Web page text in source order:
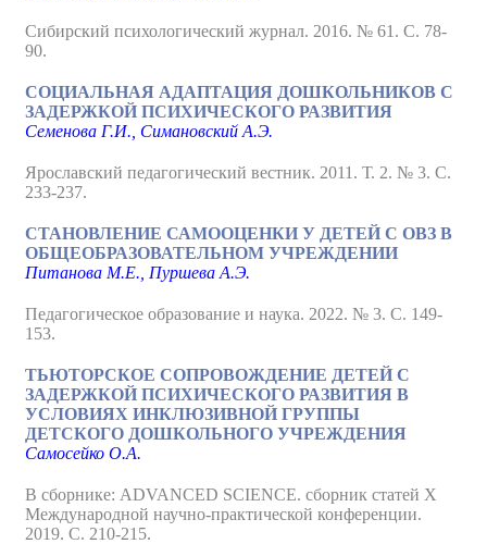
Сибирский психологический журнал. 2016. № 61. С. 78-
90.
СОЦИАЛЬНАЯ АДАПТАЦИЯ ДОШКОЛЬНИКОВ С
ЗАДЕРЖКОЙ ПСИХИЧЕСКОГО РАЗВИТИЯ
Семенова Г.И., Симановский А.Э.
Ярославский педагогический вестник. 2011. Т. 2. № 3. С.
233-237.
СТАНОВЛЕНИЕ САМООЦЕНКИ У ДЕТЕЙ С ОВЗ В
ОБЩЕОБРАЗОВАТЕЛЬНОМ УЧРЕЖДЕНИИ
Питанова М.Е., Пуршева А.Э.
Педагогическое образование и наука. 2022. № 3. С. 149-
153.
ТЬЮТОРСКОЕ СОПРОВОЖДЕНИЕ ДЕТЕЙ С
ЗАДЕРЖКОЙ ПСИХИЧЕСКОГО РАЗВИТИЯ В
УСЛОВИЯХ ИНКЛЮЗИВНОЙ ГРУППЫ
ДЕТСКОГО ДОШКОЛЬНОГО УЧРЕЖДЕНИЯ
Самосейко О.А.
В сборнике: ADVANCED SCIENCE. сборник статей X
Международной научно-практической конференции.
2019. С. 210-215.